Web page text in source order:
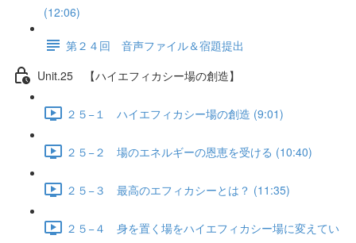
(12:06)
第２４回 音声ファイル＆宿題提出
Unit.25 【ハイエフィカシー場の創造】
２５−１ ハイエフィカシー場の創造 (9:01)
２５−２ 場のエネルギーの恩恵を受ける (10:40)
２５−３ 最高のエフィカシーとは？ (11:35)
２５−４ 身を置く場をハイエフィカシー場に変えてい